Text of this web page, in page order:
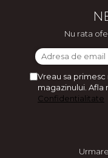
Nu rata
Vreau sa
magazinului. Afla
Confidentialitate